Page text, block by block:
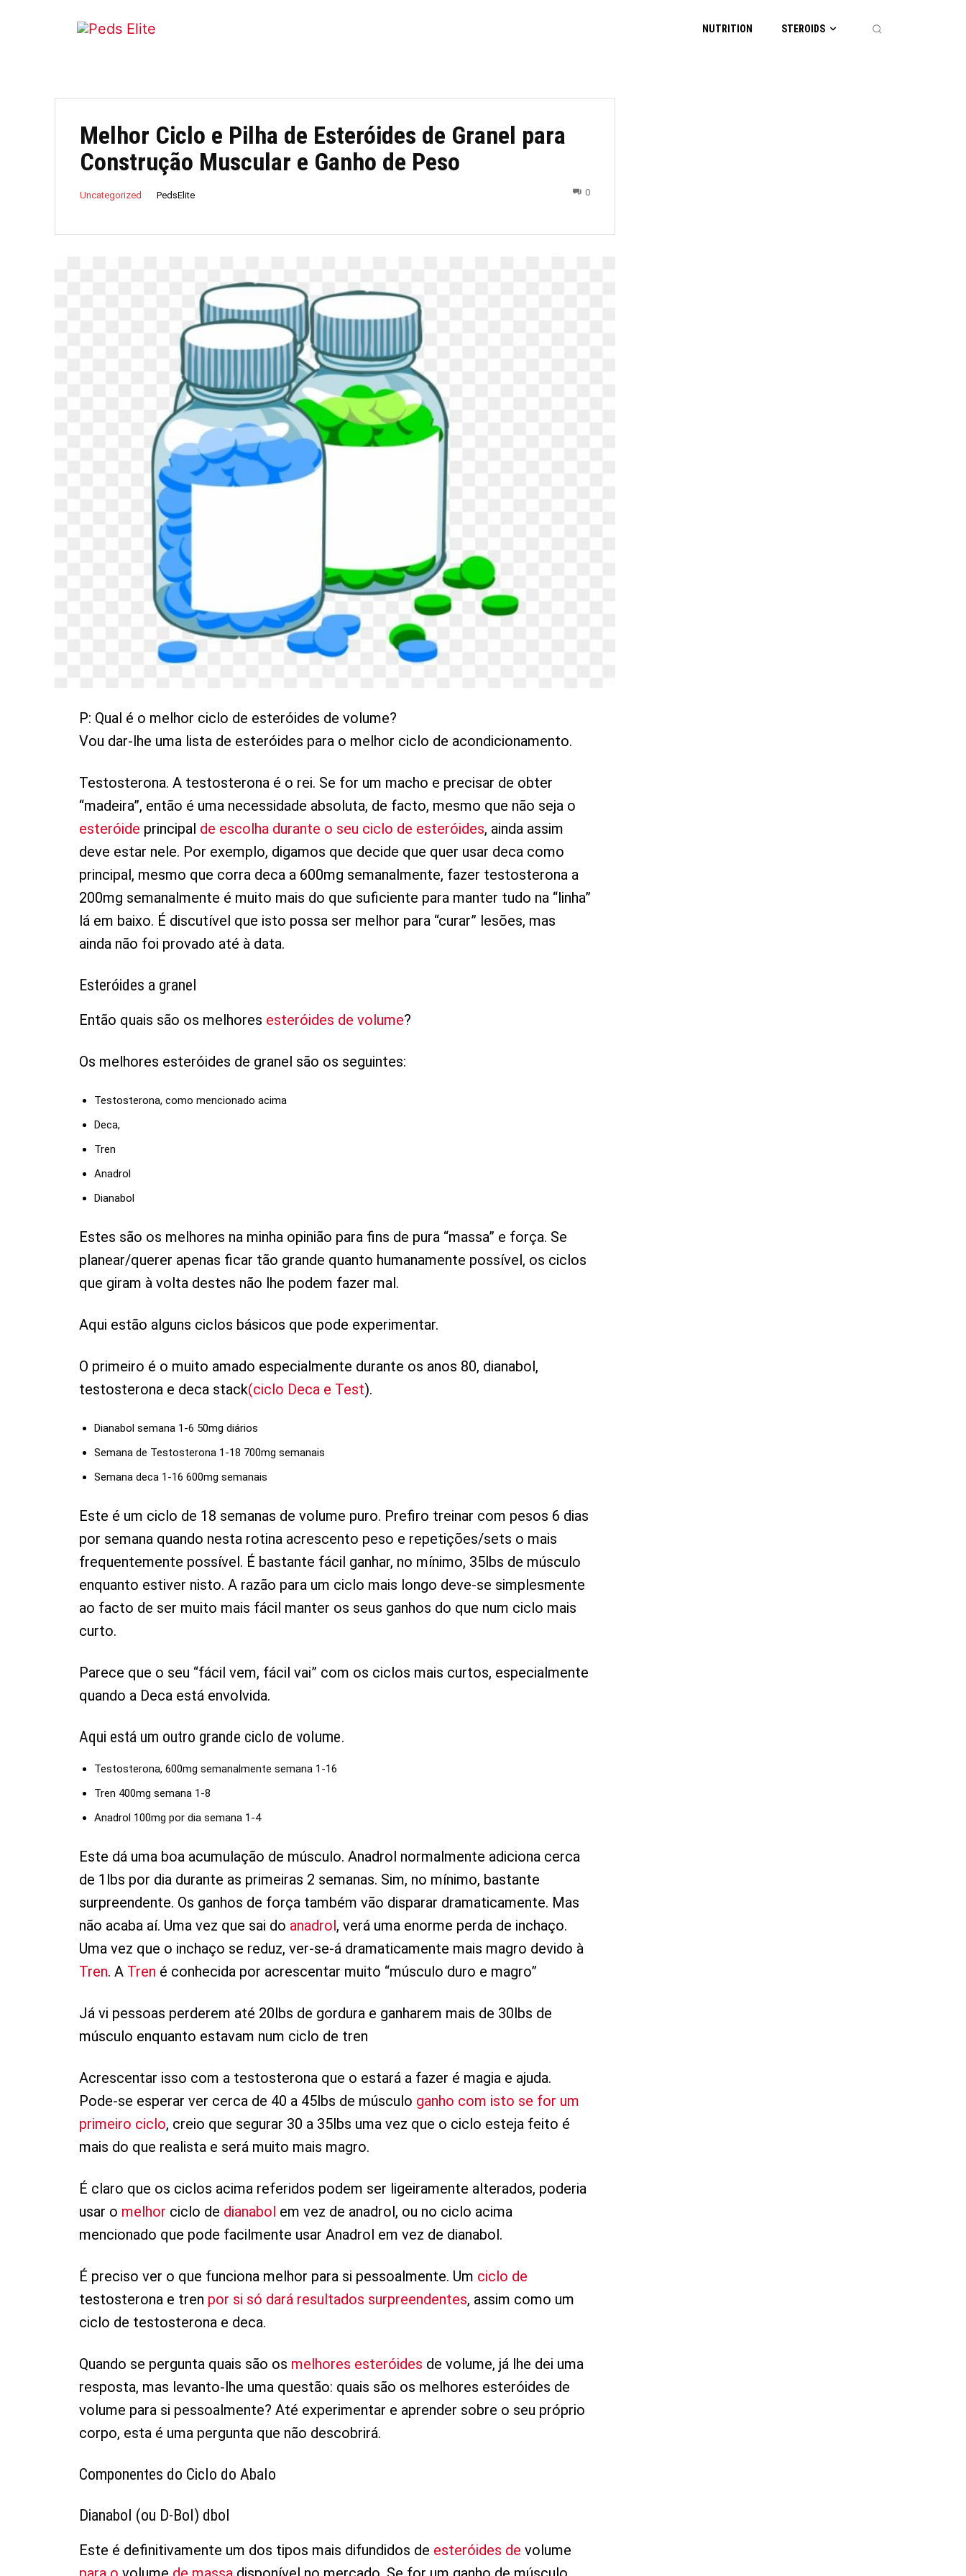
NUTRITION STEROIDS
Melhor Ciclo e Pilha de Esteróides de Granel para
Construção Muscular e Ganho de Peso
Uncategorized PedsElite 0
P: Qual é o melhor ciclo de esteróides de volume?
Vou dar-lhe uma lista de esteróides para o melhor ciclo de acondicionamento.
Testosterona. A testosterona é o rei. Se for um macho e precisar de obter
“madeira”, então é uma necessidade absoluta, de facto, mesmo que não seja o
esteróide principal de escolha durante o seu ciclo de esteróides, ainda assim
deve estar nele. Por exemplo, digamos que decide que quer usar deca como
principal, mesmo que corra deca a 600mg semanalmente, fazer testosterona a
200mg semanalmente é muito mais do que suficiente para manter tudo na “linha”
lá em baixo. É discutível que isto possa ser melhor para “curar” lesões, mas
ainda não foi provado até à data.
Esteróides a granel
Então quais são os melhores esteróides de volume?
Os melhores esteróides de granel são os seguintes:
Testosterona, como mencionado acima
Deca,
Tren
Anadrol
Dianabol
Estes são os melhores na minha opinião para fins de pura “massa” e força. Se
planear/querer apenas ficar tão grande quanto humanamente possível, os ciclos
que giram à volta destes não lhe podem fazer mal.
Aqui estão alguns ciclos básicos que pode experimentar.
O primeiro é o muito amado especialmente durante os anos 80, dianabol,
testosterona e deca stack(ciclo Deca e Test).
Dianabol semana 1-6 50mg diários
Semana de Testosterona 1-18 700mg semanais
Semana deca 1-16 600mg semanais
Este é um ciclo de 18 semanas de volume puro. Prefiro treinar com pesos 6 dias
por semana quando nesta rotina acrescento peso e repetições/sets o mais
frequentemente possível. É bastante fácil ganhar, no mínimo, 35lbs de músculo
enquanto estiver nisto. A razão para um ciclo mais longo deve-se simplesmente
ao facto de ser muito mais fácil manter os seus ganhos do que num ciclo mais
curto.
Parece que o seu “fácil vem, fácil vai” com os ciclos mais curtos, especialmente
quando a Deca está envolvida.
Aqui está um outro grande ciclo de volume.
Testosterona, 600mg semanalmente semana 1-16
Tren 400mg semana 1-8
Anadrol 100mg por dia semana 1-4
Este dá uma boa acumulação de músculo. Anadrol normalmente adiciona cerca
de 1lbs por dia durante as primeiras 2 semanas. Sim, no mínimo, bastante
surpreendente. Os ganhos de força também vão disparar dramaticamente. Mas
não acaba aí. Uma vez que sai do anadrol, verá uma enorme perda de inchaço.
Uma vez que o inchaço se reduz, ver-se-á dramaticamente mais magro devido à
Tren. A Tren é conhecida por acrescentar muito “músculo duro e magro”
Já vi pessoas perderem até 20lbs de gordura e ganharem mais de 30lbs de
músculo enquanto estavam num ciclo de tren
Acrescentar isso com a testosterona que o estará a fazer é magia e ajuda.
Pode-se esperar ver cerca de 40 a 45lbs de músculo ganho com isto se for um
primeiro ciclo, creio que segurar 30 a 35lbs uma vez que o ciclo esteja feito é
mais do que realista e será muito mais magro.
É claro que os ciclos acima referidos podem ser ligeiramente alterados, poderia
usar o melhor ciclo de dianabol em vez de anadrol, ou no ciclo acima
mencionado que pode facilmente usar Anadrol em vez de dianabol.
É preciso ver o que funciona melhor para si pessoalmente. Um ciclo de
testosterona e tren por si só dará resultados surpreendentes, assim como um
ciclo de testosterona e deca.
Quando se pergunta quais são os melhores esteróides de volume, já lhe dei uma
resposta, mas levanto-lhe uma questão: quais são os melhores esteróides de
volume para si pessoalmente? Até experimentar e aprender sobre o seu próprio
corpo, esta é uma pergunta que não descobrirá.
Componentes do Ciclo do Abalo
Dianabol (ou D-Bol) dbol
Este é definitivamente um dos tipos mais difundidos de esteróides de volume